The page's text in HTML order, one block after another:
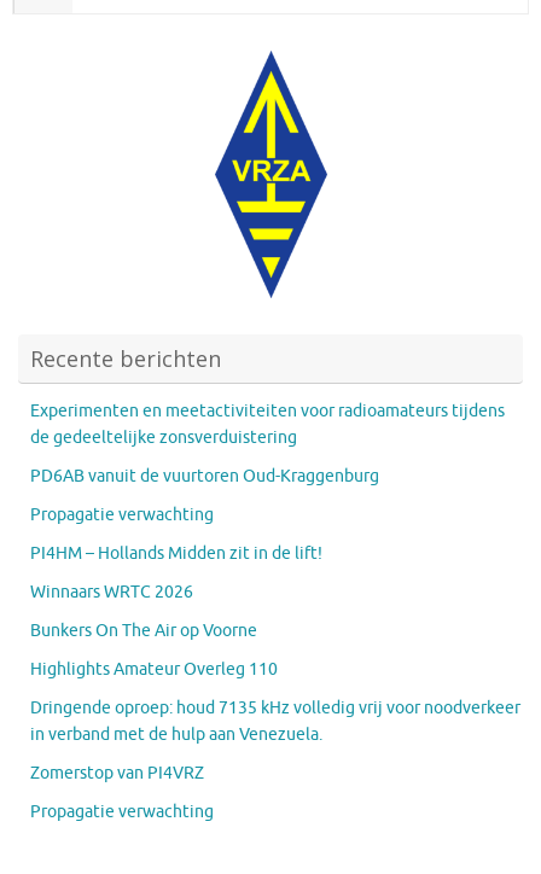
Recente berichten
Experimenten en meetactiviteiten voor radioamateurs tijdens
de gedeeltelijke zonsverduistering
PD6AB vanuit de vuurtoren Oud-Kraggenburg
Propagatie verwachting
PI4HM – Hollands Midden zit in de lift!
Winnaars WRTC 2026
Bunkers On The Air op Voorne
Highlights Amateur Overleg 110
Dringende oproep: houd 7135 kHz volledig vrij voor noodverkeer
in verband met de hulp aan Venezuela.
Zomerstop van PI4VRZ
Propagatie verwachting